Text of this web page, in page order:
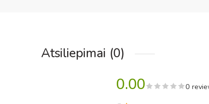
Atsiliepimai (0)
0.00 0